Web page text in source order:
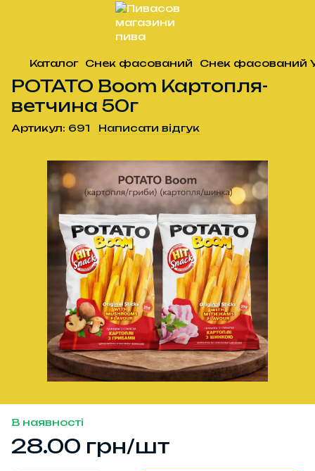
Каталог Снек фасований Снек фасований
POTATO Boom Картопля-
ветчина 50г
Артикул: 691 Написати відгук
В наявності
28.00 грн/шт